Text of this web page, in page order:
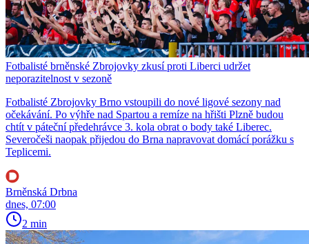
Fotbalisté brněnské Zbrojovky zkusí proti Liberci udržet
neporazitelnost v sezoně
Fotbalisté Zbrojovky Brno vstoupili do nové ligové sezony nad
očekávání. Po výhře nad Spartou a remíze na hřišti Plzně budou
chtít v páteční předehrávce 3. kola obrat o body také Liberec.
Severočeši naopak přijedou do Brna napravovat domácí porážku s
Teplicemi.
Brněnská Drbna
dnes, 07:00
2 min